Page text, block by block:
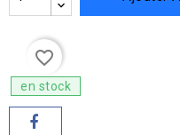
favorite_border
en stock